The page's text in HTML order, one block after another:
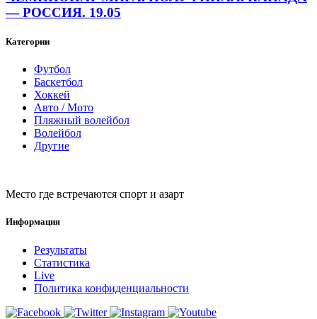
— РОССИЯ. 19.05
Категории
Футбол
Баскетбол
Хоккей
Авто / Мото
Пляжный волейбол
Волейбол
Другие
Место где встречаются спорт и азарт
Информация
Результаты
Статистика
Live
Политика конфиденциальности